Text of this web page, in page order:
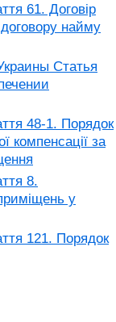
61. Договір
найму
Статья
48-1. Порядок
компенсації за
8.
у
121. Порядок